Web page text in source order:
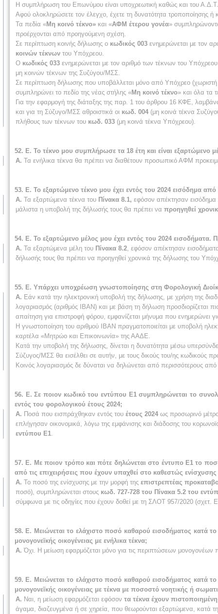
Η συμπλήρωση του Επωνύμου είναι υποχρεωτική καθώς και του Α.Δ.Τ.
Αφού ολοκληρώσετε τον έλεγχο, έχετε τη δυνατότητα τροποποίησης
Τα πεδία «Μη κοινό τέκνο» και «ΑΦΜ έτερου γονέα»
προέρχονται από προηγούμενη σχέση.
Σε περίπτωση κοινής δήλωσης ο κωδικός 003 ενημερώνεται με τον
κοινών τέκνων του Υπόχρεου.
Ο κωδικός 033 ενημερώνεται με τον αριθμό των τέκνων του
μη κοινών τέκνων της Συζύγου/ΜΣΣ.
Σε περίπτωση δήλωσης που υποβάλλεται μόνο από Υπόχρεο
συμπληρώνει το πεδίο της νέας στήλης «Μη κοινό τέκνο» και όλα τα
Για την εφαρμογή της διάταξης της παρ. 1 του άρθρου 16 ΚΦΕ,
και για τη Σύζυγο/ΜΣΣ αθροιστικά οι κωδ. 004 (μη κοινά τέκνα
πλήθους των τέκνων του κωδ. 033 (μη κοινά τέκνα Υπόχρεου).
52. Ε. Το τέκνο μου συμπλήρωσε τα 18 έτη και είναι
Α. Τα ενήλικα τέκνα θα πρέπει να διαθέτουν προσωπικό ΑΦΜ
53. Ε. Το εξαρτώμενο τέκνο μου έχει εντός του 2024 εισόδημα
Α. Τα εξαρτώμενα τέκνα του Πίνακα 8.1, εφόσον απέκτησαν
μάλιστα η υποβολή της δήλωσής τους θα πρέπει να προηγηθεί
54. Ε. Το εξαρτώμενο μέλος μου έχει εντός του 2024 εισοδήματα.
Α. Τα εξαρτώμενα μέλη του Πίνακα 8.2 , εφόσον απέκτησαν
δήλωσής τους θα πρέπει να προηγηθεί χρονικά της δήλωσης του
55. Ε. Υπάρχει υποχρέωση γνωστοποίησης στη Φορολογική
Α. Εάν κατά την ηλεκτρονική υποβολή της δήλωσης, με χρήση της
λογαριασμός (αριθμός ΙΒΑΝ) και με βάση τη δήλωση προσδιορίζεται
απαίτηση για επιστροφή φόρου, εμφανίζεται μήνυμα που ενημερώνει
Η γνωστοποίηση του αριθμού ΙΒΑΝ πραγματοποιείται με υποβολή
καρτέλα «Μητρώο και Επικοινωνία» της ΑΑΔΕ.
Κατά την υποβολή της δήλωσης, δίνεται η δυνατότητα μέσω
Σύζυγος/ΜΣΣ θα εισέλθει σε αυτήν, με τους δικούς του/ης κωδικούς
Κοινός λογαριασμός δε δύναται να δηλώνεται από περισσότερους από
56. Ε. Σε ποιον κωδικό του εντύπου Ε1 συμπληρώνεται το
εντός του φορολογικού έτους 2024;
Α. Ποσά που εισπράχθηκαν εντός του έτους 2024 ως προσωρινό
επλήγησαν οικονομικά, λόγω της εμφάνισης και διάδοσης του
εντύπου Ε1
57. Ε. Με ποιον τρόπο και πότε δηλώνεται στο έντυπο Ε1 το
από τις επιχειρήσεις που έχουν υπαχθεί στο καθεστώς
Α. Το ποσό της ενίσχυσης με την μορφή της επιστρεπτέας
ποσό), συμπληρώνεται στους κωδ. 727-728 του Πίνακα 5.2 του
σύμφωνα με τις οδηγίες που έχουν δοθεί με τη ΣΛΟΤ 957/2020 (σχετ.
58. Ε. Μειώνεται το ελάχιστο ποσό καθαρού εισοδήματος κατά
μονογονεϊκής οικογένειας με ενήλικα τέκνα;
Α.Όχι. Η μείωση εφαρμόζεται μόνο για τις περιπτώσεων μονογονέων
59. Ε. Μειώνεται το ελάχιστο ποσό καθαρού εισοδήματος κατά
μονογονεϊκής οικογένειας με τέκνα με ποσοστό νοητικής ή
Α. Ναι, η μείωση εφαρμόζεται εφόσον τα τέκνα έχουν
άγαμα, διαζευγμένα ή σε χηρεία, που θεωρούνται εξαρτώμενα,